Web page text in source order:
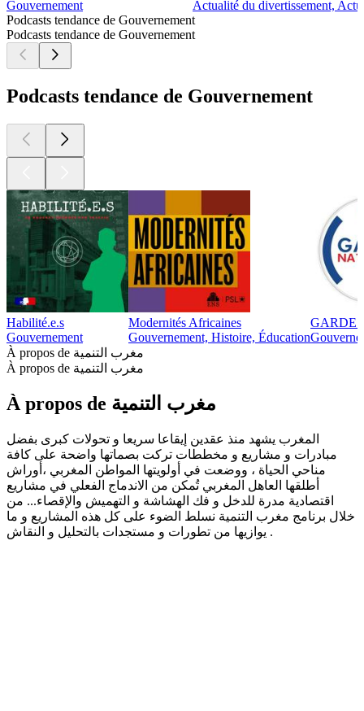
Gouvernement
Actualité du divertissement,
Podcasts tendance de Gouvernement
Podcasts tendance de Gouvernement
Podcasts tendance de Gouvernement
Habilité.e.s
Gouvernement
Modernités Africaines
Gouvernement, Histoire, Éducation
GARDE
À propos de مغرب التنمية
À propos de مغرب التنمية
À propos de مغرب التنمية
المغرب يشهد منذ عقدين إيقاعا سريعا و تحولات كبرى بفضل
مبادرات و مشاريع و مخططات تركت بصماتها واضحة على كافة
مناحي الحياة ، ووضعت في أولويتها المواطن المغربي ،أوراش
أطلقها العاهل المغربي تُمكن من الاندماج الفعلي في مشاريع
اقتصادية مدرة للدخل و فك الهشاشة و التهميش والإقصاء... من
خلال برنامج مغرب التنمية نسلط الضوء على كل هذه المشاريع و ما
يوازيها من تطورات و مستجدات بالتحليل و النقاش .